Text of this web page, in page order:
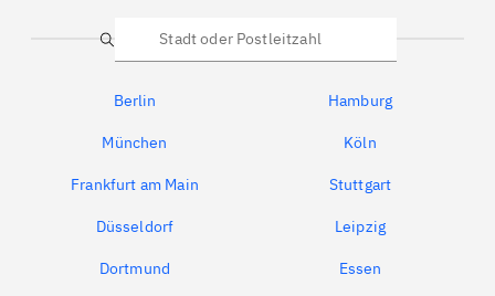
Suche
Berlin Hamburg
München Köln
Frankfurt am Main Stuttgart
Düsseldorf Leipzig
Dortmund Essen